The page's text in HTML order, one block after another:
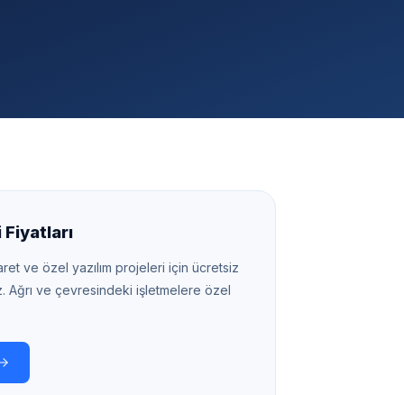
ve özel yazılım projeleri için ücretsiz
Ağrı ve çevresindeki işletmelere özel